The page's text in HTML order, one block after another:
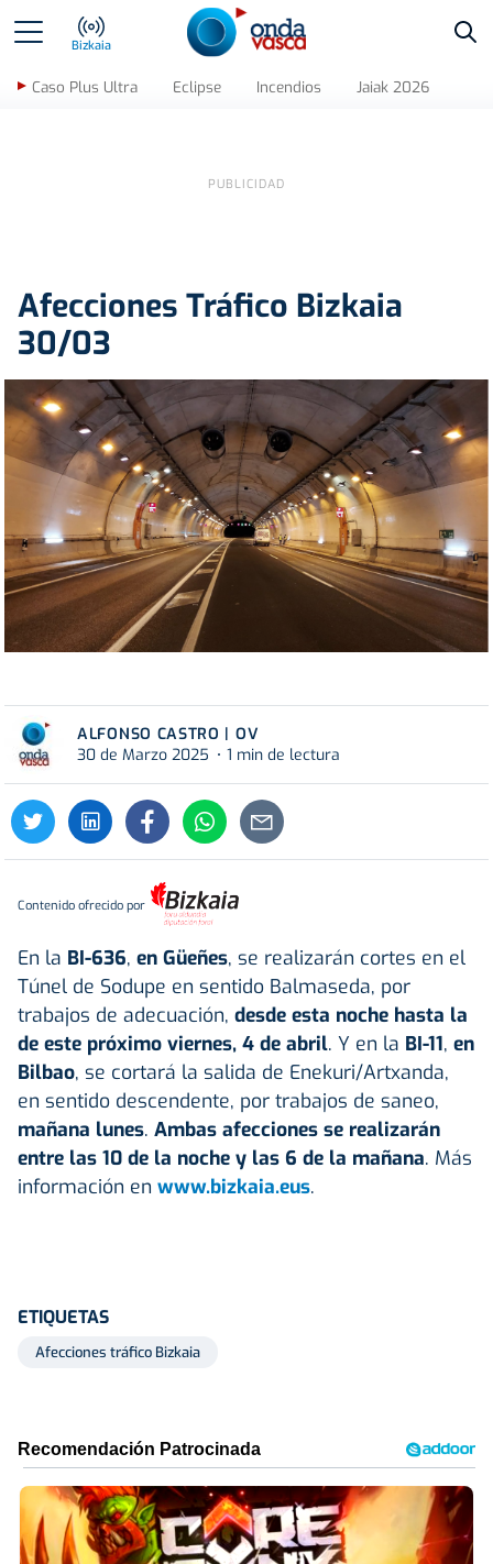
Bizkaia
Caso Plus Ultra Eclipse Incendios Jaiak 2026
Afecciones Tráfico Bizkaia
30/03
ALFONSO CASTRO | OV
30 de Marzo 2025
1 min de lectura
Contenido ofrecido por
En la BI-636, en Güeñes, se realizarán cortes en el
Túnel de Sodupe en sentido Balmaseda, por
trabajos de adecuación, desde esta noche hasta la
de este próximo viernes, 4 de abril. Y en la BI-11, en
Bilbao, se cortará la salida de Enekuri/Artxanda,
en sentido descendente, por trabajos de saneo,
mañana lunes. Ambas afecciones se realizarán
entre las 10 de la noche y las 6 de la mañana. Más
información en www.bizkaia.eus.
ETIQUETAS
Afecciones tráfico Bizkaia